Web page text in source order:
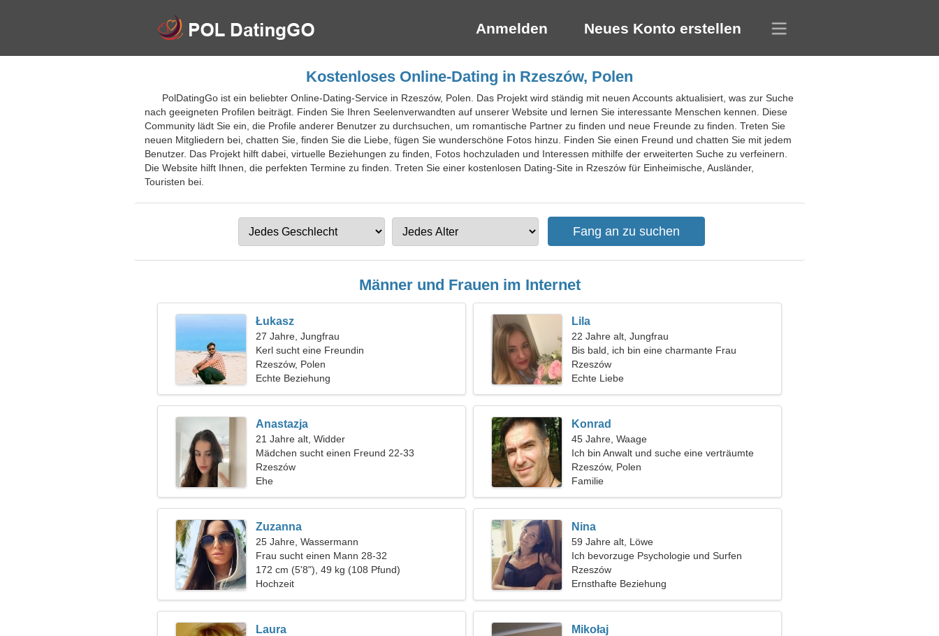
Anmelden Neues Konto erstellen
Kostenloses Online-Dating in Rzeszów, Polen
PolDatingGo ist ein beliebter Online-Dating-Service in Rzeszów, Polen. Das Projekt wird ständig mit neuen Accounts aktualisiert, was zur Suche
nach geeigneten Profilen beiträgt. Finden Sie Ihren Seelenverwandten auf unserer Website und lernen Sie interessante Menschen kennen. Diese
Community lädt Sie ein, die Profile anderer Benutzer zu durchsuchen, um romantische Partner zu finden und neue Freunde zu finden. Treten Sie
neuen Mitgliedern bei, chatten Sie, finden Sie die Liebe, fügen Sie wunderschöne Fotos hinzu. Finden Sie einen Freund und chatten Sie mit jedem
Benutzer. Das Projekt hilft dabei, virtuelle Beziehungen zu finden, Fotos hochzuladen und Interessen mithilfe der erweiterten Suche zu verfeinern.
Die Website hilft Ihnen, die perfekten Termine zu finden. Treten Sie einer kostenlosen Dating-Site in Rzeszów für Einheimische, Ausländer,
Touristen bei.
Männer und Frauen im Internet
Łukasz
27 Jahre, Jungfrau
Kerl sucht eine Freundin
Rzeszów, Polen
Echte Beziehung
Lila
22 Jahre alt, Jungfrau
Bis bald, ich bin eine charmante Frau
Rzeszów
Echte Liebe
Anastazja
21 Jahre alt, Widder
Mädchen sucht einen Freund 22-33
Rzeszów
Ehe
Konrad
45 Jahre, Waage
Ich bin Anwalt und suche eine verträumte
Frau
Rzeszów, Polen
Familie
Zuzanna
25 Jahre, Wassermann
Frau sucht einen Mann 28-32
172 cm (5'8"), 49 kg (108 Pfund)
Hochzeit
Nina
59 Jahre alt, Löwe
Ich bevorzuge Psychologie und Surfen
Rzeszów
Ernsthafte Beziehung
Laura Mikołaj